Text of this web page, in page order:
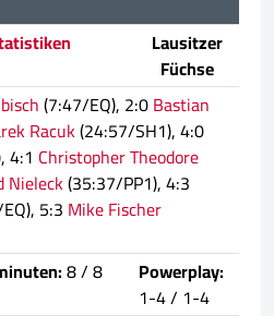
Lausitzer
Füchse
(7:47/EQ), 2:0Bastian
Racuk(24:57/SH1), 4:0
4:1 Christopher Theodore
Nieleck(35:37/PP1), 4:3
5:3 Mike Fischer
8 / 8
Powerplay:
1-4 / 1-4